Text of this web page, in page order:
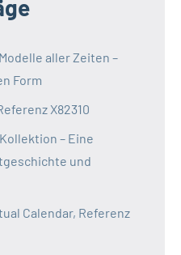
aller Zeiten –
Form
X82310
– Eine
und
Calendar, Referenz